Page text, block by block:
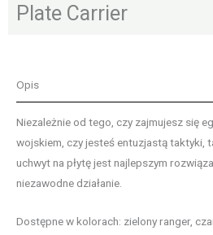
Plate Carrier
Opis
Niezależnie od tego, czy zajmujesz się
wojskiem, czy jesteś entuzjastą taktyki,
uchwyt na płytę jest najlepszym
niezawodne działanie.
Dostępne w kolorach: zielony ranger,